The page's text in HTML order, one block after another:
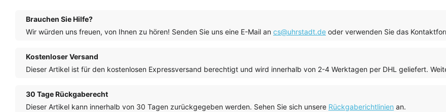
Brauchen Sie Hilfe?
Wir würden uns freuen, von Ihnen zu hören! Senden Sie uns eine E-Mail an cs@uhrstadt.de oder verwenden Sie das
Kostenloser Versand
Dieser Artikel ist für den kostenlosen Expressversand berechtigt und wird innerhalb von 2-4 Werktagen per DHL geliefert.
30 Tage Rückgaberecht
Dieser Artikel kann innerhalb von 30 Tagen zurückgegeben werden. Sehen Sie sich unsere Rückgaberichtlinien an.